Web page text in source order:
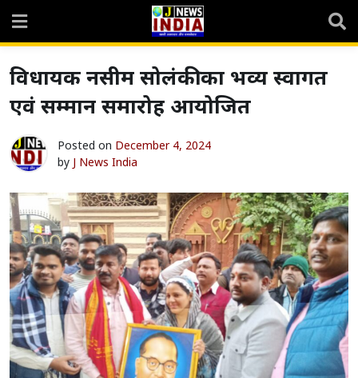
content
विधायक नसीम सोलंकी का भव्य स्वागत
एवं सम्मान समारोह आयोजित
Posted on December 4, 2024
by J News India